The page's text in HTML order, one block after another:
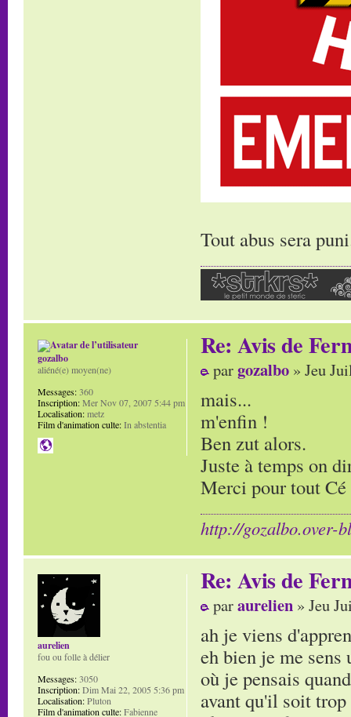
Tout abus sera
Re: Avis de
pargozalbo » Jeu
mais...
m'enfin !
Ben zut alors.
Juste à temps on
Merci pour tout
http://gozalbo.over-
gozalbo
aliéné(e) moyen(ne)
Messages:360
Inscription:Mer Nov 07, 2007 5:44 pm
Localisation:metz
Film d'animation culte:In abstentia
Re: Avis de
paraurelien » Jeu
ah je viens
eh bien je me
où je pensais
avant qu'il soit
aurelien
fou ou folle à délier
Messages:3050
Inscription:Dim Mai 22, 2005 5:36 pm
Localisation:Pluton
Film d'animation culte:Fabienne